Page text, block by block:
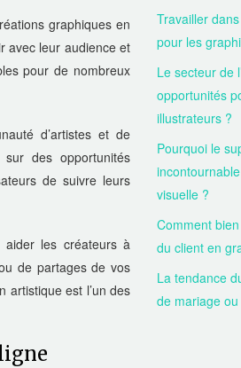
graphiques en
avec leur audience et
pour de nombreux
d’artistes et de
des opportunités
de suivre leurs
aider les créateurs à
de partages de vos
artistique est l’un des
Travailler
pour les
Le secteur de
opportunités
illustrateurs ?
Pourquoi le
visuelle ?
Comment
du client en
La tendance
de mariage